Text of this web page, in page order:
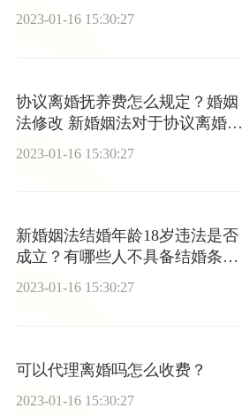
的？
2023-01-16 15:30:27
协议离婚抚养费怎么规定？婚姻
法修改 新婚姻法对于协议离婚是
2023-01-16 15:30:27
新婚姻法结婚年龄18岁违法是否
成立？有哪些人不具备结婚条
件？
2023-01-16 15:30:27
可以代理离婚吗怎么收费？
2023-01-16 15:30:27